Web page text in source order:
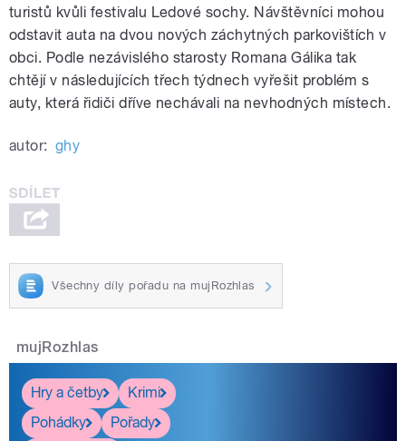
turistů kvůli festivalu Ledové sochy. Návštěvníci mohou
odstavit auta na dvou nových záchytných parkovištích v
obci. Podle nezávislého starosty Romana Gálika tak
chtějí v následujících třech týdnech vyřešit problém s
auty, která řidiči dříve nechávali na nevhodných místech.
autor: ghy
Všechny díly pořadu na mujRozhlas
mujRozhlas
Hry a četby
Krimi
Pohádky
Pořady